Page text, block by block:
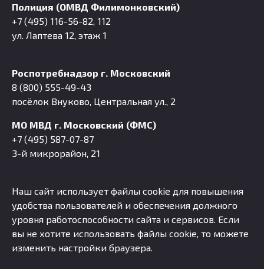
Полиция (ОМВД Филимонковский)
+7 (495) 116-56-82, 112
ул. Лаптева 12, этаж 1
Роспотребнадзор г. Московский
8 (800) 555-49-43
посёлок Внуково, Центральная ул., 2
МО МВД г. Московский (ФМС)
+7 (495) 587-07-87
3-й микрорайон, 21
Наш сайт использует файлы cookie для повышения
удобства пользователей и обеспечения должного
уровня работоспособности сайта и сервисов. Если
вы не хотите использовать файлы cookie, то можете
изменить настройки браузера.